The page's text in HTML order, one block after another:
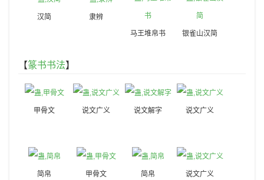
汉简
隶辨
马王堆帛书
银雀山汉简
【篆书书法】
甲骨文 说文广义 说文解字 说文广义
简帛 甲骨文 简帛 说文广义